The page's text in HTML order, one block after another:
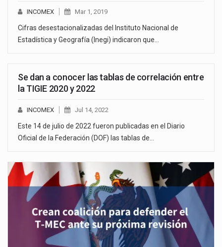
INCOMEX Mar 1, 2019
Cifras desestacionalizadas del Instituto Nacional de
Estadística y Geografía (Inegi) indicaron que…
Se dan a conocer las tablas de correlación entre
la TIGIE 2020 y 2022
INCOMEX Jul 14, 2022
Este 14 de julio de 2022 fueron publicadas en el Diario
Oficial de la Federación (DOF) las tablas de…